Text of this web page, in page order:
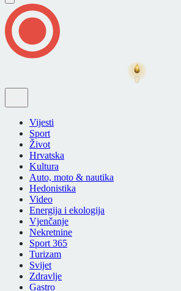
Vijesti
Sport
Život
Hrvatska
Kultura
Auto, moto & nautika
Hedonistika
Video
Energija i ekologija
Vjenčanje
Nekretnine
Sport 365
Turizam
Svijet
Zdravlje
Gastro